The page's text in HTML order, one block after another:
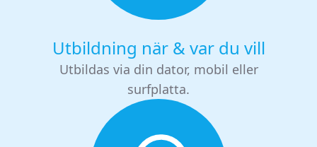
Utbildning när & var du vill
Utbildas via din dator, mobil eller
surfplatta.